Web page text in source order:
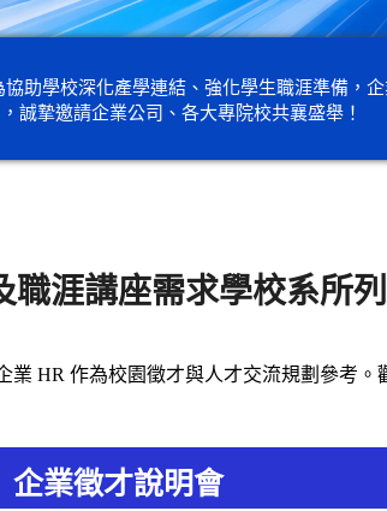
助學校深化產學連結、強化學生職涯準備，
誠摯邀請企業公司、各大專院校共襄盛舉！
職涯講座需求學校系所
HR 作為校園徵才與人才交流規劃參考
企業徵才說明會